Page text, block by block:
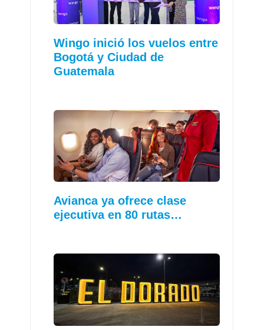
Wingo inició los vuelos entre
Bogotá y Ciudad de
Guatemala
Avianca ya ofrece clase
ejecutiva en 80 rutas…